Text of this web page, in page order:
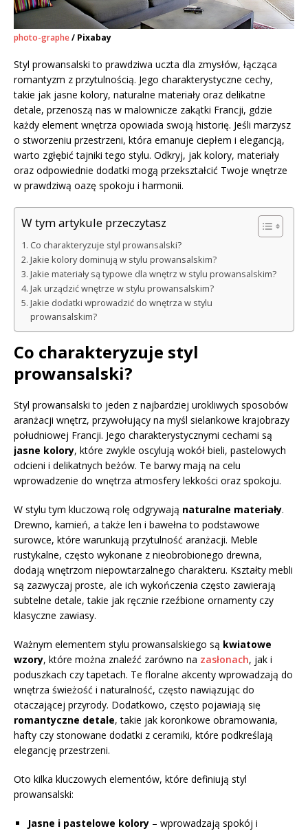
photo-graphe/ Pixabay
Styl prowansalski to prawdziwa uczta dla zmysłów, łącząca
romantyzm z przytulnością. Jego charakterystyczne cechy,
takie jak jasne kolory, naturalne materiały oraz delikatne
detale, przenoszą nas w malownicze zakątki Francji, gdzie
każdy element wnętrza opowiada swoją historię. Jeśli marzysz
o stworzeniu przestrzeni, która emanuje ciepłem i elegancją,
warto zgłębić tajniki tego stylu. Odkryj, jak kolory, materiały
oraz odpowiednie dodatki mogą przekształcić Twoje wnętrze
w prawdziwą oazę spokoju i harmonii.
W tym artykule przeczytasz
Co charakteryzuje styl prowansalski?
Jakie kolory dominują w stylu prowansalskim?
Jakie materiały są typowe dla wnętrz w stylu prowansalskim?
Jak urządzić wnętrze w stylu prowansalskim?
Jakie dodatki wprowadzić do wnętrza w stylu
prowansalskim?
Co charakteryzuje styl
prowansalski?
Styl prowansalski to jeden z najbardziej urokliwych sposobów
aranżacji wnętrz, przywołujący na myśl sielankowe krajobrazy
południowej Francji. Jego charakterystycznymi cechami są
jasne kolory, które zwykle oscylują wokół bieli, pastelowych
odcieni i delikatnych beżów. Te barwy mają na celu
wprowadzenie do wnętrza atmosfery lekkości oraz spokoju.
W stylu tym kluczową rolę odgrywają naturalne materiały.
Drewno, kamień, a także len i bawełna to podstawowe
surowce, które warunkują przytulność aranżacji. Meble
rustykalne, często wykonane z nieobrobionego drewna,
dodają wnętrzom niepowtarzalnego charakteru. Kształty mebli
są zazwyczaj proste, ale ich wykończenia często zawierają
subtelne detale, takie jak ręcznie rzeźbione ornamenty czy
klasyczne zawiasy.
Ważnym elementem stylu prowansalskiego są kwiatowe
wzory, które można znaleźć zarówno na zasłonach, jak i
poduszkach czy tapetach. Te floralne akcenty wprowadzają do
wnętrza świeżość i naturalność, często nawiązując do
otaczającej przyrody. Dodatkowo, często pojawiają się
romantyczne detale, takie jak koronkowe obramowania,
hafty czy stonowane dodatki z ceramiki, które podkreślają
elegancję przestrzeni.
Oto kilka kluczowych elementów, które definiują styl
prowansalski:
Jasne i pastelowe kolory – wprowadzają spokój i